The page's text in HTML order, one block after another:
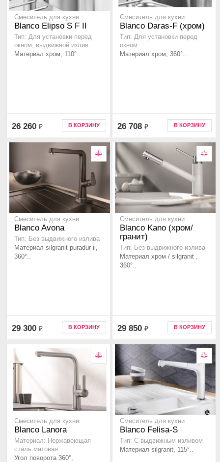
Смеситель для кухни
Blanco Elipso S F II
Тип: Для установки перед
окном, выдвижной излив
Материал хром, 110°..
26 260 ₽ В КОРЗИНУ
Смеситель для кухни
Blanco Daras-F (хром)
Тип: Для установки перед
окном
Материал хром, 360°..
26 708 ₽ В КОРЗИНУ
Смеситель для кухни
Blanco Avona
Тип: Без выдвижного излива
Материал silgranit puradur ii,
360°..
29 300 ₽ В КОРЗИНУ
Смеситель для кухни
Blanco Kano (хром/
гранит)
Тип: Без выдвижного излива
Материал хром / silgranit ,
360°..
29 850 ₽ В КОРЗИНУ
Смеситель для кухни
Blanco Lanora
Материал: Нержавеющая
сталь матовая
Угол поворота 360°,
Смеситель для кухни
Blanco Felisa-S
Тип: C выдвижным изливом
Материал silgranit, 115°..